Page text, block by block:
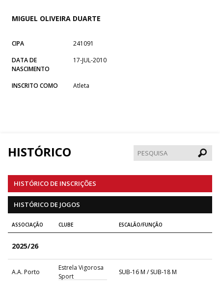
MIGUEL OLIVEIRA DUARTE
CIPA
241091
DATA DE
NASCIMENTO
17-JUL-2010
INSCRITO COMO Atleta
HISTÓRICO
HISTÓRICO DE INSCRIÇÕES
HISTÓRICO DE JOGOS
ASSOCIAÇÃO CLUBE ESCALÃO/FUNÇÃO
2025/26
A.A. Porto
Estrela Vigorosa
Sport
SUB-16 M / SUB-18 M